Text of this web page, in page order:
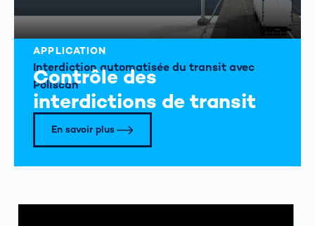
APPLICATION
Contrôle des
interdictions de transit
Interdiction automatisée du transit avec
Poliscan
En savoir plus